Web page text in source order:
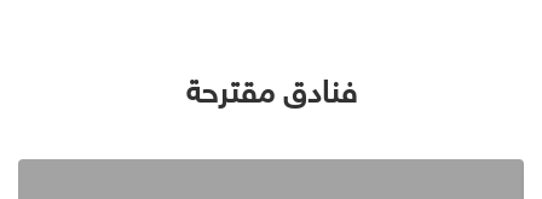
فنادق مقترحة